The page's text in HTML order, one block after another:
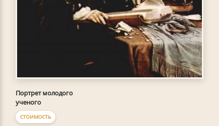
Портрет молодого
ученого
СТОИМОСТЬ